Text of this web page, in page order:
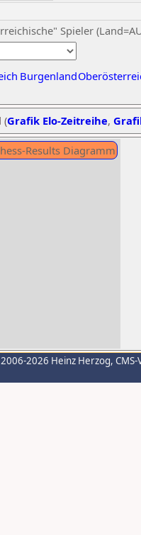
Spieler
Burgenland
(Grafik Elo-Zeitreihe,
2026 Heinz Herzog,